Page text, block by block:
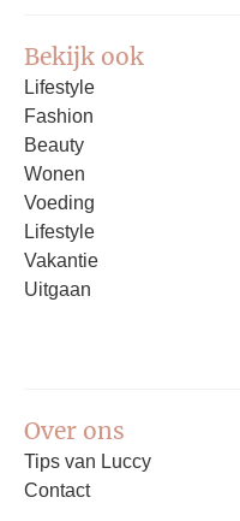
Bekijk ook
Lifestyle
Fashion
Beauty
Wonen
Voeding
Lifestyle
Vakantie
Uitgaan
Over ons
Tips van Luccy
Contact